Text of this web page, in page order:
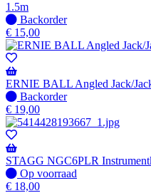
wanneer
beschikbaar
1.5m
Niet
op
voorraad
-
Wordt
verzonden
wanneer
beschikbaar
Backorder
€ 15,00
ERNIE BALL Angled Jack/
Niet
op
voorraad
-
Wordt
verzonden
wanneer
beschikbaar
Backorder
€ 19,00
STAGG NGC6PLR
Op
voorraad
Op voorraad
€ 18,00